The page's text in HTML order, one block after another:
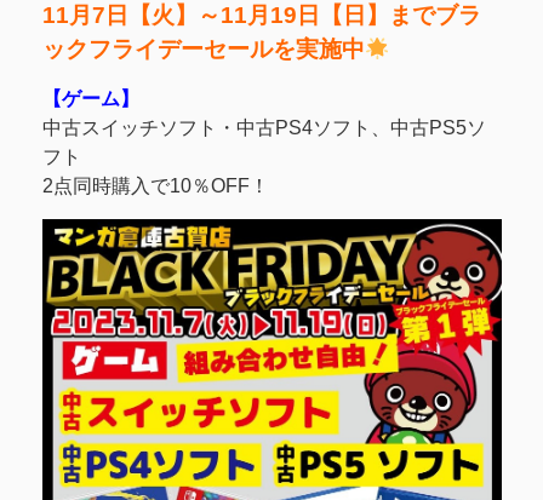
11月7日【火】～11月19日【日】までブラ
ックフライデーセールを実施中
【ゲーム】
中古スイッチソフト・中古PS4ソフト、中古PS5ソ
フト
2点同時購入で10％OFF！